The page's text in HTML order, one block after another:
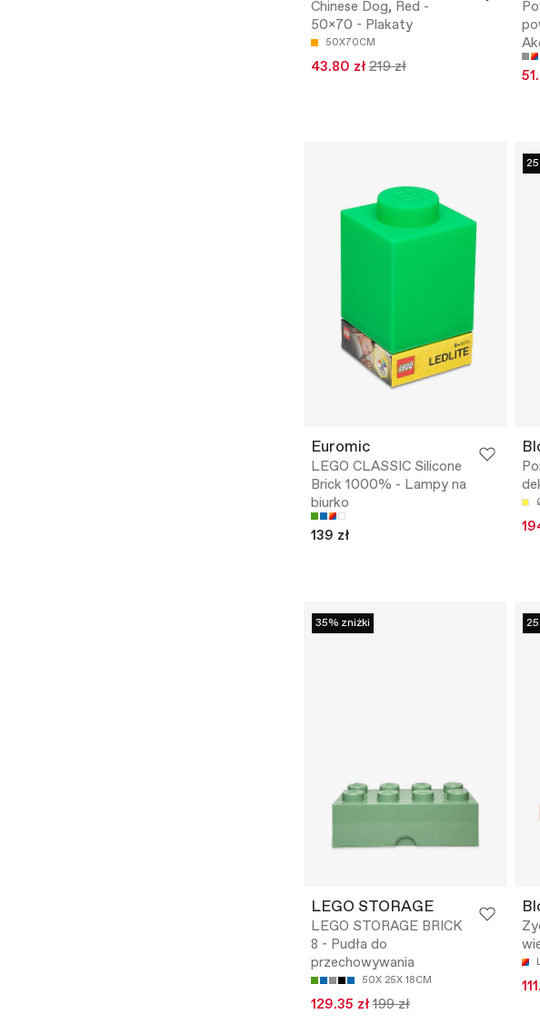
Chinese Dog, Red -
50x70 - Plakaty
50X70CM
43.80 zł 219 zł
Euromic
LEGO CLASSIC Silicone
Brick 1000% - Lampy na
biurko
139 zł
35% zniżki
LEGO STORAGE
LEGO STORAGE BRICK
8 - Pudła do
przechowywania
50X 25X 18CM
129.35 zł 199 zł